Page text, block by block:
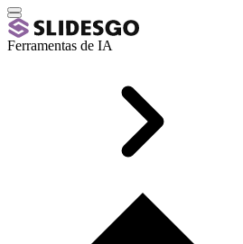
Ferramentas de IA